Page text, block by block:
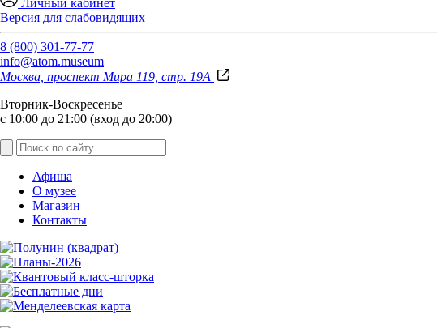
Личный кабинет
Версия для слабовидящих
8 (800) 301-77-77
info@atom.museum
Москва, проспект Мира 119, стр. 19А
Вторник-Воскресенье
с 10:00 до 21:00 (вход до 20:00)
Афиша
О музее
Магазин
Контакты